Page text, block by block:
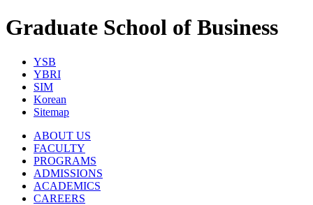
Graduate School of Business
YSB
YBRI
SIM
Korean
Sitemap
ABOUT US
FACULTY
PROGRAMS
ADMISSIONS
ACADEMICS
CAREERS